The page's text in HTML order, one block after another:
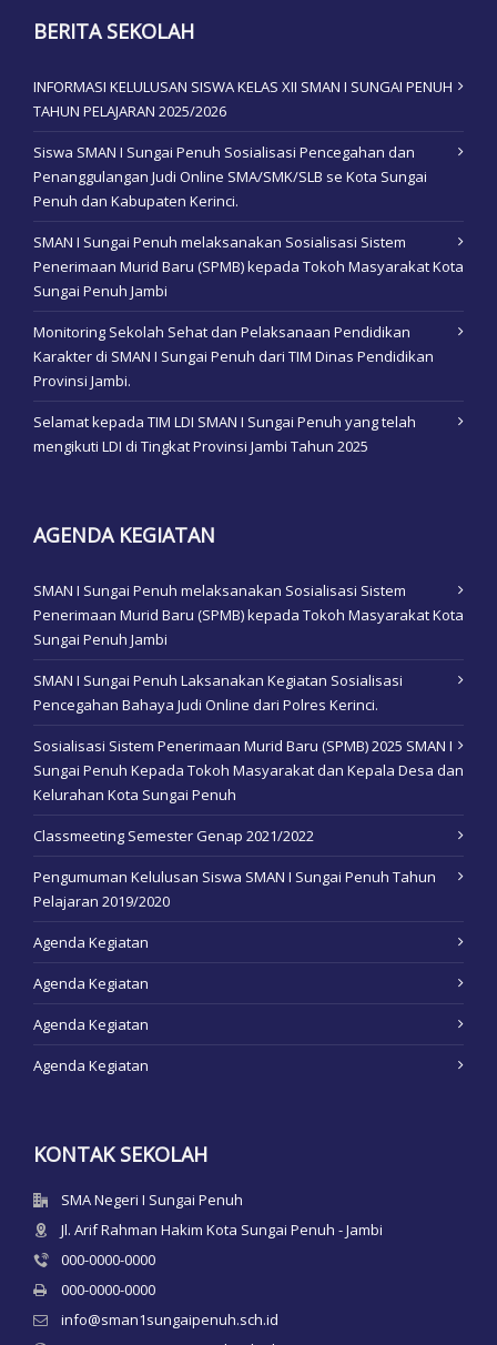
BERITA SEKOLAH
INFORMASI KELULUSAN SISWA KELAS XII SMAN I SUNGAI PENUH
TAHUN PELAJARAN 2025/2026
Siswa SMAN I Sungai Penuh Sosialisasi Pencegahan dan
Penanggulangan Judi Online SMA/SMK/SLB se Kota Sungai
Penuh dan Kabupaten Kerinci.
SMAN I Sungai Penuh melaksanakan Sosialisasi Sistem
Penerimaan Murid Baru (SPMB) kepada Tokoh Masyarakat Kota
Sungai Penuh Jambi
Monitoring Sekolah Sehat dan Pelaksanaan Pendidikan
Karakter di SMAN I Sungai Penuh dari TIM Dinas Pendidikan
Provinsi Jambi.
Selamat kepada TIM LDI SMAN I Sungai Penuh yang telah
mengikuti LDI di Tingkat Provinsi Jambi Tahun 2025
AGENDA KEGIATAN
SMAN I Sungai Penuh melaksanakan Sosialisasi Sistem
Penerimaan Murid Baru (SPMB) kepada Tokoh Masyarakat Kota
Sungai Penuh Jambi
SMAN I Sungai Penuh Laksanakan Kegiatan Sosialisasi
Pencegahan Bahaya Judi Online dari Polres Kerinci.
Sosialisasi Sistem Penerimaan Murid Baru (SPMB) 2025 SMAN I
Sungai Penuh Kepada Tokoh Masyarakat dan Kepala Desa dan
Kelurahan Kota Sungai Penuh
Classmeeting Semester Genap 2021/2022
Pengumuman Kelulusan Siswa SMAN I Sungai Penuh Tahun
Pelajaran 2019/2020
Agenda Kegiatan
Agenda Kegiatan
Agenda Kegiatan
Agenda Kegiatan
KONTAK SEKOLAH
SMA Negeri I Sungai Penuh
Jl. Arif Rahman Hakim Kota Sungai Penuh - Jambi
000-0000-0000
000-0000-0000
info@sman1sungaipenuh.sch.id